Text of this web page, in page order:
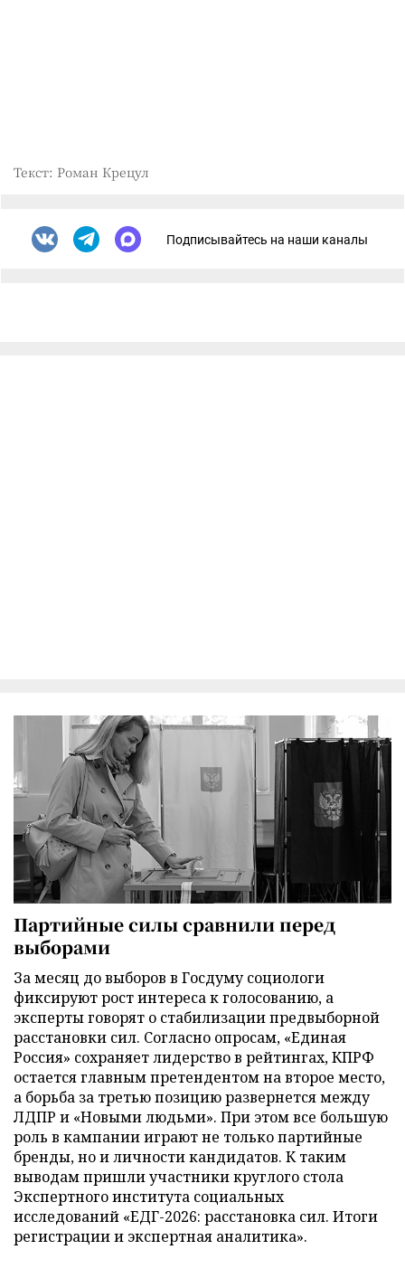
Текст: Роман Крецул
Подписывайтесь на наши каналы
Партийные силы сравнили перед
выборами
За месяц до выборов в Госдуму социологи
фиксируют рост интереса к голосованию, а
эксперты говорят о стабилизации предвыборной
расстановки сил. Согласно опросам, «Единая
Россия» сохраняет лидерство в рейтингах, КПРФ
остается главным претендентом на второе место,
а борьба за третью позицию развернется между
ЛДПР и «Новыми людьми». При этом все большую
роль в кампании играют не только партийные
бренды, но и личности кандидатов. К таким
выводам пришли участники круглого стола
Экспертного института социальных
исследований «ЕДГ-2026: расстановка сил. Итоги
регистрации и экспертная аналитика».